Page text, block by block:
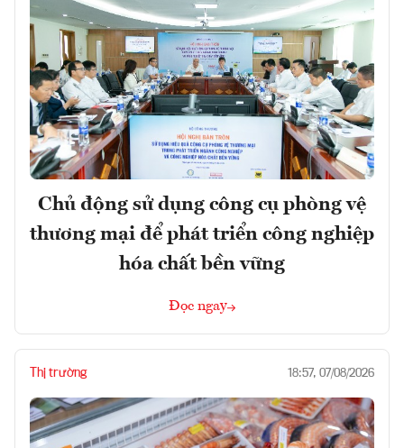
Chủ động sử dụng công cụ phòng vệ
thương mại để phát triển công nghiệp
hóa chất bền vững
Đọc ngay
Thị trường 18:57, 07/08/2026